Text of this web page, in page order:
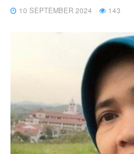
10 SEPTEMBER 2024 143